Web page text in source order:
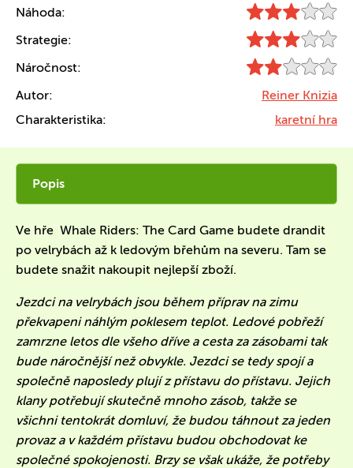
Náhoda:
Strategie:
Náročnost:
Autor:
Reiner Knizia
Charakteristika:
karetní hra
Popis
Ve hře Whale Riders: The Card Game budete drandit
po velrybách až k ledovým břehům na severu. Tam se
budete snažit nakoupit nejlepší zboží.
Jezdci na velrybách jsou během příprav na zimu
překvapeni náhlým poklesem teplot. Ledové pobřeží
zamrzne letos dle všeho dříve a cesta za zásobami tak
bude náročnější než obvykle. Jezdci se tedy spojí a
společně naposledy plují z přístavu do přístavu. Jejich
klany potřebují skutečně mnoho zásob, takže se
všichni tentokrát domluví, že budou táhnout za jeden
provaz a v každém přístavu budou obchodovat ke
společné spokojenosti. Brzy se však ukáže, že potřeby